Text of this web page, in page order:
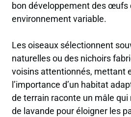
bon développement des œufs
environnement variable.
Les oiseaux sélectionnent
naturelles ou des nichoirs
voisins attentionnés, mettant
l’importance d’un habitat
de terrain raconte un mâle
de lavande pour éloigner les